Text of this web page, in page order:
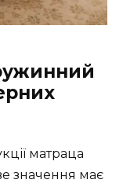
матраца
значення має